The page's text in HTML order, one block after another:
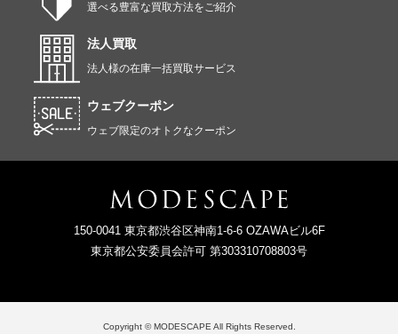
選べる豊富な買取方法をご紹介
法人買取
法人様の在庫一括買取サービス
ウェブクーポン
ウェブ限定のオトクなクーポン
150-0041 東京都渋谷区神南1-6-6 OZAWAビル6F
東京都公安委員会許可 第303310708803号
Copyright © MODESCAPE All Rights Reserved.